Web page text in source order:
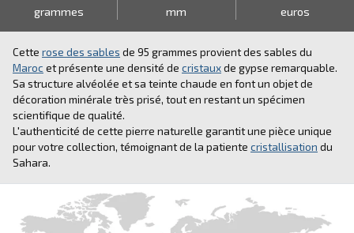
grammes mm euros
Cette rose des sables de 95 grammes provient des sables du
Maroc et présente une densité de cristauxde gypse remarquable.
Sa structure alvéolée et sa teinte chaude en font un objet de
décoration minérale très prisé, tout en restant un spécimen
scientifique de qualité.
L'authenticité de cette pierre naturelle garantit une pièce unique
pour votre collection, témoignant de la patiente cristallisation du
Sahara.